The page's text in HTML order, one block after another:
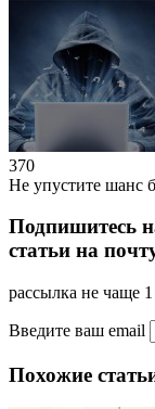
370
Не упустите шанс
Подпишитесь
статьи на
рассылка не чаще 1
Введите ваш email
Похожие